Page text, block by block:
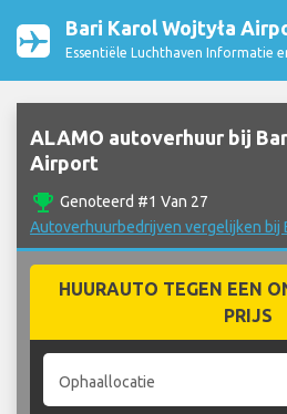
Bari Karol Wojtyła
Essentiële Luchthaven Informatie
ALAMO autoverhuur bij
Airport
emoji_events Genoteerd #1 Van 27
Autoverhuurbedrijven vergelijken bij
HUURAUTO TEGEN EEN
PRIJS
Ophaallocatie